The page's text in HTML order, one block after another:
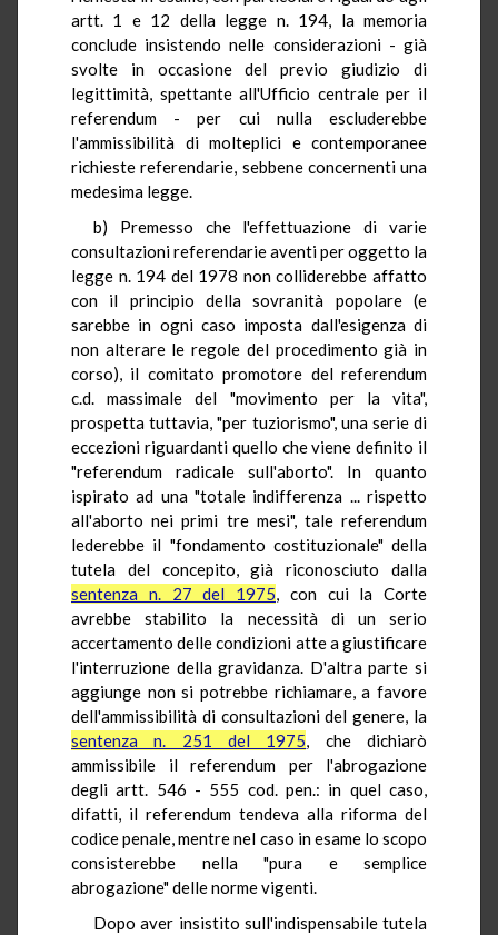
artt. 1 e 12 della legge n. 194, la memoria
conclude insistendo nelle considerazioni - già
svolte in occasione del previo giudizio di
legittimità, spettante all'Ufficio centrale per il
referendum - per cui nulla escluderebbe
l'ammissibilità di molteplici e contemporanee
richieste referendarie, sebbene concernenti una
medesima legge.
b) Premesso che l'effettuazione di varie
consultazioni referendarie aventi per oggetto la
legge n. 194 del 1978 non colliderebbe affatto
con il principio della sovranità popolare (e
sarebbe in ogni caso imposta dall'esigenza di
non alterare le regole del procedimento già in
corso), il comitato promotore del referendum
c.d. massimale del "movimento per la vita",
prospetta tuttavia, "per tuziorismo", una serie di
eccezioni riguardanti quello che viene definito il
"referendum radicale sull'aborto". In quanto
ispirato ad una "totale indifferenza ... rispetto
all'aborto nei primi tre mesi", tale referendum
lederebbe il "fondamento costituzionale" della
tutela del concepito, già riconosciuto dalla
sentenza n. 27 del 1975, con cui la Corte
avrebbe stabilito la necessità di un serio
accertamento delle condizioni atte a giustificare
l'interruzione della gravidanza. D'altra parte si
aggiunge non si potrebbe richiamare, a favore
dell'ammissibilità di consultazioni del genere, la
sentenza n. 251 del 1975, che dichiarò
ammissibile il referendum per l'abrogazione
degli artt. 546 - 555 cod. pen.: in quel caso,
difatti, il referendum tendeva alla riforma del
codice penale, mentre nel caso in esame lo scopo
consisterebbe nella "pura e semplice
abrogazione" delle norme vigenti.
Dopo aver insistito sull'indispensabile tutela